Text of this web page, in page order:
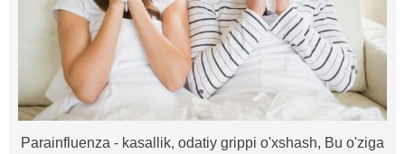
Parainfluenza - kasallik, odatiy grippi o'xshash, Bu o'ziga